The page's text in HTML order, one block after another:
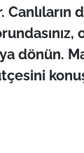
dönün.